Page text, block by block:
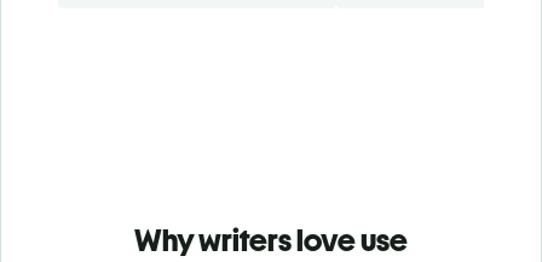
Why writers love use